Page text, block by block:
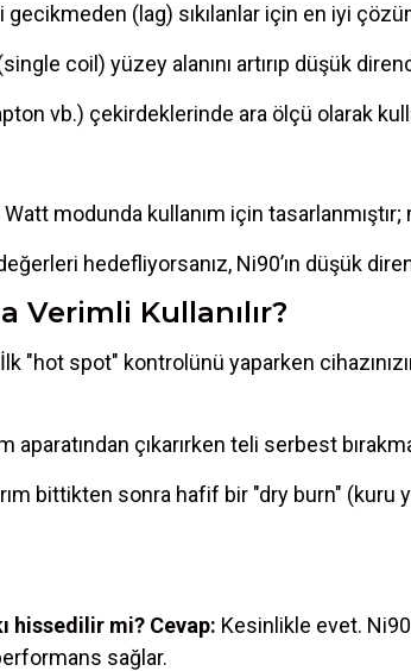
(lag) sıkılanlar için en iyi
coil) yüzey alanını artırıp düşük
vb.) çekirdeklerinde ara ölçü olarak
modunda kullanım için
hedefliyorsanız, Ni90’ın düşük
Verimli Kullanılır?
İlk "hot spot" kontrolünü yaparken
aparatından çıkarırken teli serbest
bittikten sonra hafif bir "dry burn" (kuru
hissedilir mi? Cevap: Kesinlikle evet.
sağlar.